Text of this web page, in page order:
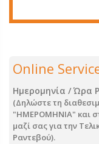
Online
Ημερομηνία / Ώρα
(Δηλώστε τη
"ΗΜΕΡΟΜΗΝΙΑ" και
μαζί σας για την
Ραντεβού).